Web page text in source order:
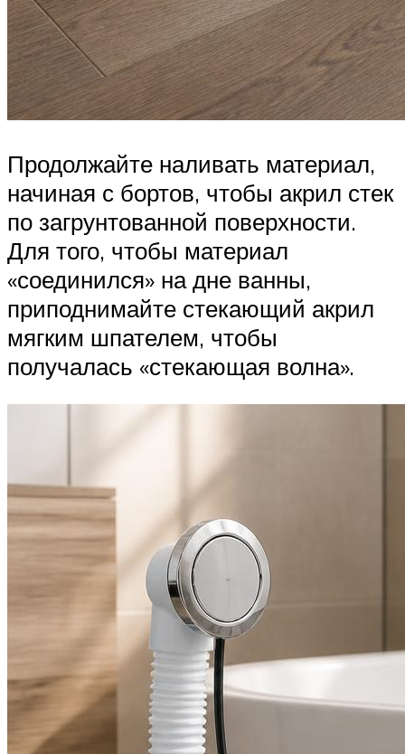
Продолжайте наливать материал,
начиная с бортов, чтобы акрил стек
по загрунтованной поверхности.
Для того, чтобы материал
«соединился» на дне ванны,
приподнимайте стекающий акрил
мягким шпателем, чтобы
получалась «стекающая волна».